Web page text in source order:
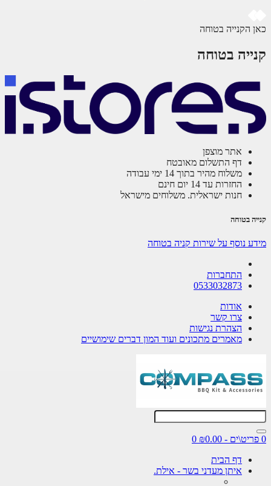
הקנייה בטוחה
בטוחה
אתר מוצפן
דף התשלום מאובטח
משלוח מהיר בתוך 14 ימי עבודה
החזרות עד 14 יום חינם
חנות ישראלית. משלוחים מישראל
בטוחה
נוסף על שירות קניה בטוחה
התחברות
0533032873
אודות
צרו קשר
הצהרת נגישות
מאמרים מתכונים ועוד המון דברים שימושיים
0
דף הבית
איתן מעדני בשר - אילת.